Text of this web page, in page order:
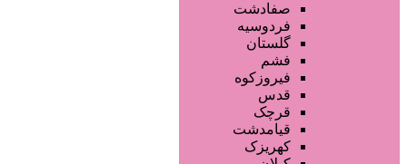
صفادشت
فردوسیه
گلستان
فشم
فیروزکوه
قدس
قرچک
قیامدشت
کهریزکصفحه اصلی